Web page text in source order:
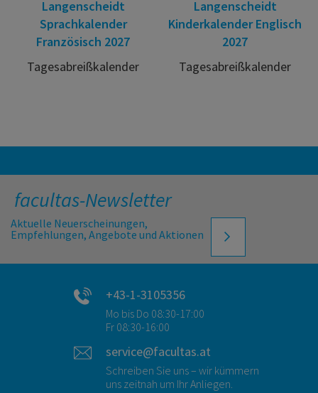
Langenscheidt
Sprachkalender
Französisch 2027
Tagesabreißkalender
Langenscheidt
Kinderkalender Englisch
2027
Tagesabreißkalender
facultas-Newsletter
Aktuelle Neuerscheinungen,
Empfehlungen, Angebote und Aktionen
+43-1-3105356
Mo bis Do 08:30-17:00
Fr 08:30-16:00
service@facultas.at
Schreiben Sie uns – wir kümmern
uns zeitnah um Ihr Anliegen.